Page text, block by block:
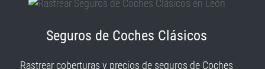
Rastrear coberturas y precios de seguros de Coches
Clásicos